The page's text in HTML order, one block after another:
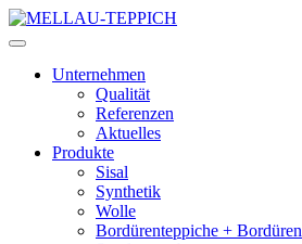
Unternehmen
Qualität
Referenzen
Aktuelles
Produkte
Sisal
Synthetik
Wolle
Bordürenteppiche + Bordüren